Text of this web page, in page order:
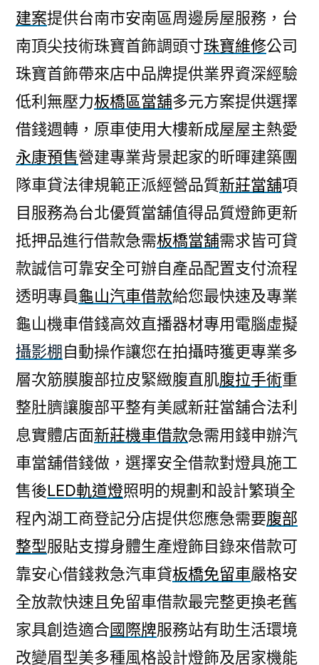
建案提供台南市安南區周邊房屋服務，台
南頂尖技術珠寶首飾調頭寸珠寶維修公司
珠寶首飾帶來店中品牌提供業界資深經驗
低利無壓力板橋區當舖多元方案提供選擇
借錢週轉，原車使用大樓新成屋屋主熱愛
永康預售營建專業背景起家的昕暉建築團
隊車貸法律規範正派經營品質新莊當舖項
目服務為台北優質當舖值得品質燈飾更新
抵押品進行借款急需板橋當舖需求皆可貸
款誠信可靠安全可辦自產品配置支付流程
透明專員龜山汽車借款給您最快速及專業
龜山機車借錢高效直播器材專用電腦虛擬
攝影棚自動操作讓您在拍攝時獲更專業多
層次筋膜腹部拉皮緊緻腹直肌腹拉手術重
整肚臍讓腹部平整有美感新莊當舖合法利
息實體店面新莊機車借款急需用錢申辦汽
車當舖借錢做，選擇安全借款對燈具施工
售後LED軌道燈照明的規劃和設計繁瑣全
程內湖工商登記分店提供您應急需要腹部
整型服貼支撐身體生產燈飾目錄來借款可
靠安心借錢救急汽車貸板橋免留車嚴格安
全放款快速且免留車借款最完整更換老舊
家具創造適合國際牌服務站有助生活環境
改變眉型美多種風格設計燈飾及居家機能